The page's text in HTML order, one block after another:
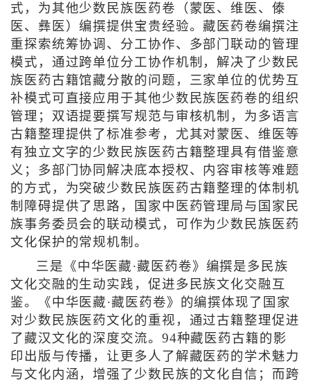
式，为其他少数民族医药卷（蒙医、维医、傣
医、彝医）编撰提供宝贵经验。藏医药卷编撰注
重探索统筹协调、分工协作、多部门联动的管理
模式，通过跨单位分工协作机制，解决了少数民
族医药古籍馆藏分散的问题，三家单位的优势互
补模式可直接应用于其他少数民族医药卷的组织
管理；双语提要撰写规范与审核机制，为多语言
古籍整理提供了标准参考，尤其对蒙医、维医等
有独立文字的少数民族医药古籍整理具有借鉴意
义；多部门协同解决底本授权、内容审核等难题
的方式，为突破少数民族医药古籍整理的体制机
制障碍提供了思路，国家中医药管理局与国家民
族事务委员会的联动模式，可作为少数民族医药
文化保护的常规机制。
三是《中华医藏·藏医药卷》编撰是多民族
文化交融的生动实践，促进多民族文化交融互
鉴。《中华医藏·藏医药卷》的编撰体现了国家
对少数民族医药文化的重视，通过古籍整理促进
了藏汉文化的深度交流。94种藏医药古籍的影
印出版与传播，让更多人了解藏医药的学术魅力
与文化内涵，增强了少数民族的文化自信；而跨